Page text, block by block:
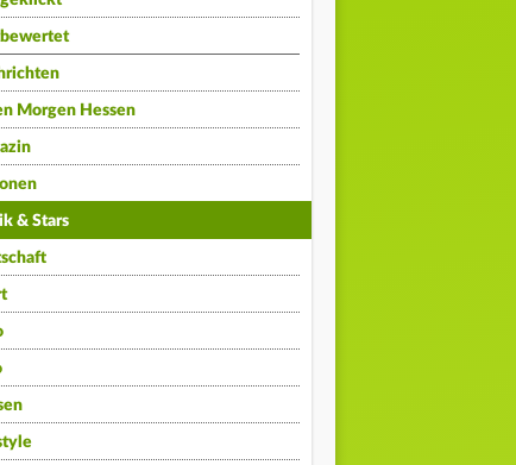
Morgen Hessen
& Stars